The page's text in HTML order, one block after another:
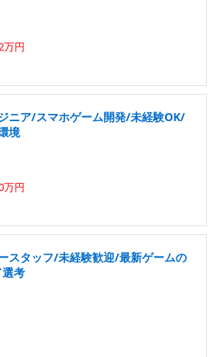
万円
ニア/スマホゲーム開発/未経験OK/
境
万円
スタッフ/未経験歓迎/最新ゲームの
考